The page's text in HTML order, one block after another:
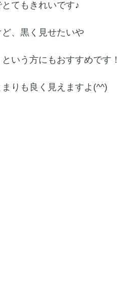
てもきれいです♪
、黒く見せたいや
いう方にもおすすめです！
りも良く見えますよ(^^)